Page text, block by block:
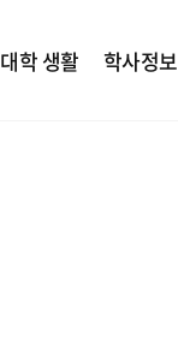
대학 생활 학사정보